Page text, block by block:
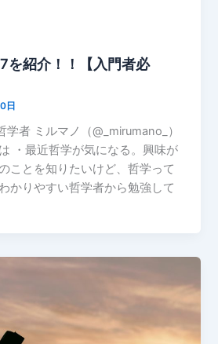
を紹介！！【入門者必
日
学者 ミルマノ（@_mirumano_）
・最近哲学が気になる。興味が
ことを知りたいけど、哲学って
かりやすい哲学者から勉強して